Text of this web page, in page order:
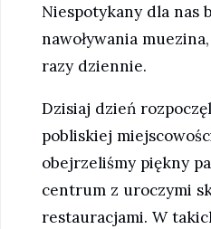
Niespotykany dla nas
nawoływania
razy dziennie.
Dzisiaj dzień
pobliskiej
obejrzeliśmy piękny
centrum z uroczymi
restauracjami. W